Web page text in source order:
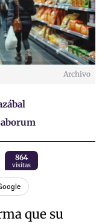
Archivo
864
visitas
que su